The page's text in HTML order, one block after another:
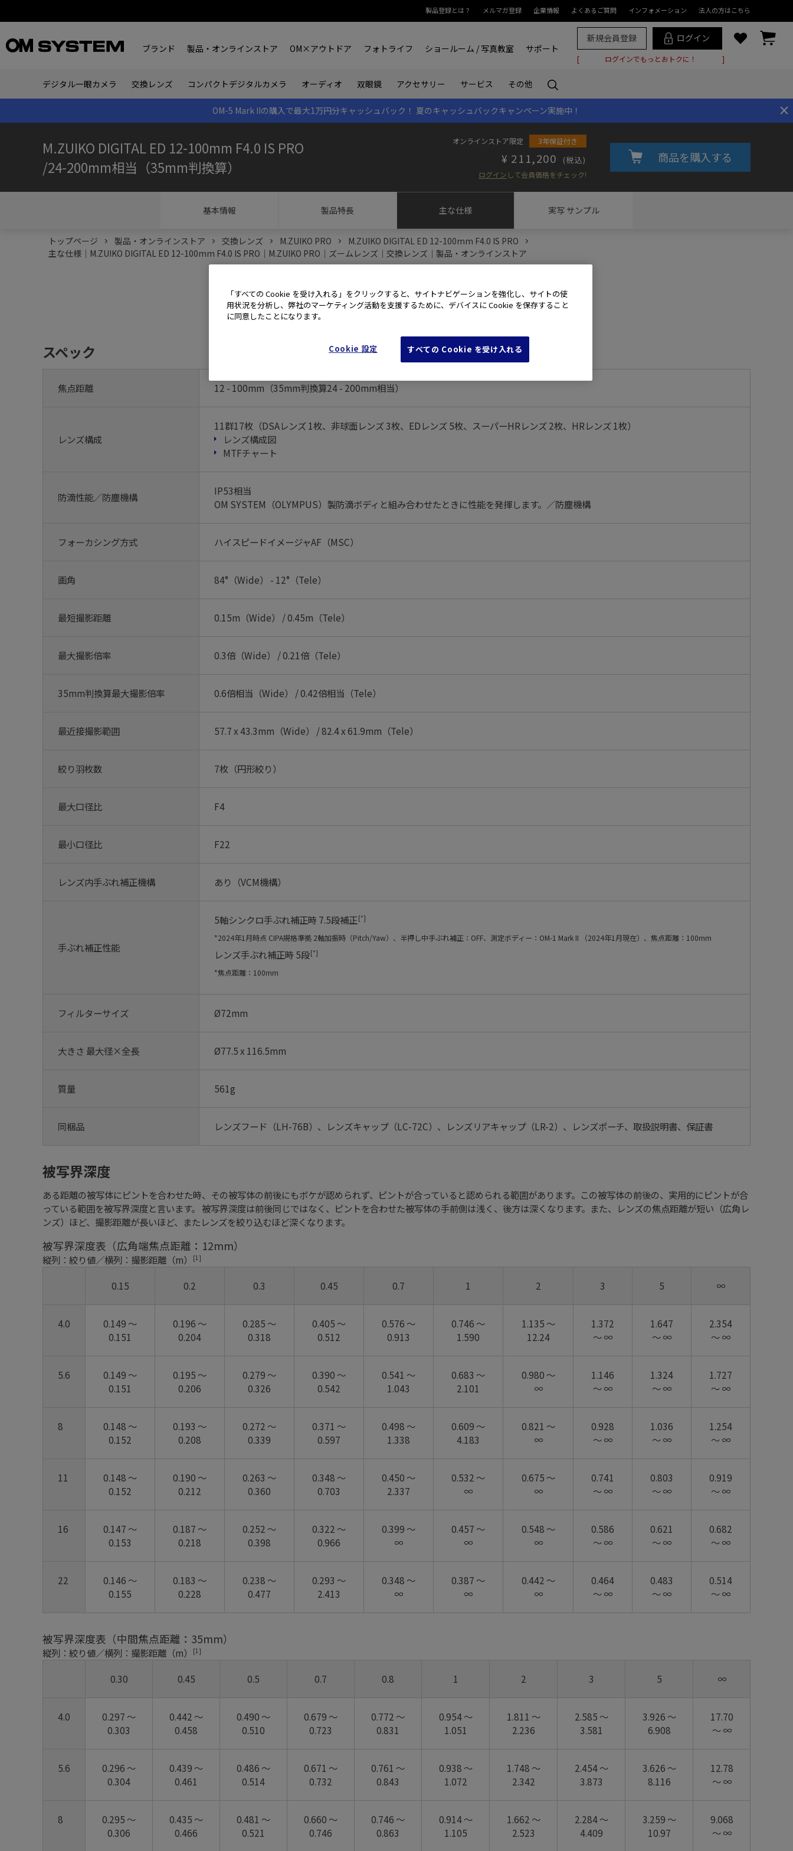
製品登録とは？ メルマガ登録 企業情報 よくあるご質問 インフォメーション 法人の方はこちら
ブランド 製品・オンラインストア OM×アウトドア フォトライフ ショールーム / 写真教室 サポート
新規会員登録 ログイン
ログインでもっとおトクに！
デジタル一眼カメラ 交換レンズ コンパクトデジタルカメラ オーディオ 双眼鏡 アクセサリー サービス その他
×
OM-5 Mark IIの購入で最大1万円分キャッシュバック！ 夏のキャッシュバックキャンペーン実施中！
M.ZUIKO DIGITAL ED 12-100mm F4.0 IS PRO
/24-200mm相当（35mm判換算）
オンラインストア限定 3年保証付き
211,200 (税込)
ログイン して会員価格をチェック!
商品を購入する
基本情報 製品特長 主な仕様 実写 サンプル
トップページ 製品・オンラインストア 交換レンズ M.ZUIKO PRO
M.ZUIKO DIGITAL ED 12-100mm F4.0 IS PRO
主な仕様｜M.ZUIKO DIGITAL ED 12-100mm F4.0 IS PRO｜M.ZUIKO PRO｜ズームレンズ｜交換レンズ｜製品・オンラインストア
主な仕様
スペック
焦点距離 12 - 100mm（35mm判換算24 - 200mm相当）
レンズ構成
11群17枚（DSAレンズ 1枚、非球面レンズ 3枚、EDレンズ 5枚、スーパーHRレンズ 2枚、HRレンズ 1枚）
レンズ構成図
MTFチャート
防滴性能／防塵機構
IP53相当
OM SYSTEM（OLYMPUS）製防滴ボディと組み合わせたときに性能を発揮します。／防塵機構
フォーカシング方式 ハイスピードイメージャAF（MSC）
画角 84°（Wide） - 12°（Tele）
最短撮影距離 0.15m（Wide） / 0.45m（Tele）
最大撮影倍率 0.3倍（Wide） / 0.21倍（Tele）
35mm判換算最大撮影倍率 0.6倍相当（Wide） / 0.42倍相当（Tele）
最近接撮影範囲 57.7 x 43.3mm（Wide） / 82.4 x 61.9mm（Tele）
絞り羽枚数 7枚（円形絞り）
最大口径比 F4
最小口径比 F22
レンズ内手ぶれ補正機構 あり（VCM機構）
手ぶれ補正性能
5軸シンクロ手ぶれ補正時 7.5段補正 [*]
2024年1月時点 CIPA規格準拠 2軸加振時（Pitch/Yaw）、半押し中手ぶれ補正：OFF、測定ボディー：OM-1 Mark II （2024年1月現在）、焦点距離：100mm
レンズ手ぶれ補正時 5段[*]
焦点距離：100mm
フィルターサイズ Ø72mm
大きさ 最大径×全長 Ø77.5 x 116.5mm
質量 561g
同梱品 レンズフード（LH-76B）、レンズキャップ（LC-72C）、レンズリアキャップ（LR-2）、レンズポーチ、取扱説明書、保証書
被写界深度
ある距離の被写体にピントを合わせた時、その被写体の前後にもボケが認められず、ピントが合っていると認められる範囲があります。この被写体の前後の、実用的にピントが合
っている範囲を被写界深度と言います。 被写界深度は前後同じではなく、ピントを合わせた被写体の手前側は浅く、後方は深くなります。また、レンズの焦点距離が短い（広角レ
ンズ）ほど、撮影距離が長いほど、またレンズを絞り込むほど深くなります。
被写界深度表（広角端焦点距離：12mm）
縦列：絞り値／横列：撮影距離（m） [1]
0.15 0.2 0.3 0.45 0.7 1 2 3 5 ∞
4.0
0.149 ～
0.151
0.196 ～
0.204
0.285 ～
0.318
0.405 ～
0.512
0.576 ～
0.913
0.746 ～
1.590
1.135 ～
12.24
1.372
～ ∞
1.647
～ ∞
2.354
～ ∞
5.6
0.149 ～
0.151
0.195 ～
0.206
0.279 ～
0.326
0.390 ～
0.542
0.541 ～
1.043
0.683 ～
2.101
0.980 ～
∞
1.146
～ ∞
1.324
～ ∞
1.727
～ ∞
8
0.148 ～
0.152
0.193 ～
0.208
0.272 ～
0.339
0.371 ～
0.597
0.498 ～
1.338
0.609 ～
4.183
0.821 ～
∞
0.928
～ ∞
1.036
～ ∞
1.254
～ ∞
11
0.148 ～
0.152
0.190 ～
0.212
0.263 ～
0.360
0.348 ～
0.703
0.450 ～
2.337
0.532 ～
∞
0.675 ～
∞
0.741
～ ∞
0.803
～ ∞
0.919
～ ∞
16
0.147 ～
0.153
0.187 ～
0.218
0.252 ～
0.398
0.322 ～
0.966
0.399 ～
∞
0.457 ～
∞
0.548 ～
∞
0.586
～ ∞
0.621
～ ∞
0.682
～ ∞
22
0.146 ～
0.155
0.183 ～
0.228
0.238 ～
0.477
0.293 ～
2.413
0.348 ～
∞
0.387 ～
∞
0.442 ～
∞
0.464
～ ∞
0.483
～ ∞
0.514
～ ∞
被写界深度表（中間焦点距離：35mm）
縦列：絞り値／横列：撮影距離（m） [1]
0.30 0.45 0.5 0.7 0.8 1 2 3 5 ∞
4.0
0.297 ～
0.303
0.442 ～
0.458
0.490 ～
0.510
0.679 ～
0.723
0.772 ～
0.831
0.954 ～
1.051
1.811 ～
2.236
2.585 ～
3.581
3.926 ～
6.908
17.70
～ ∞
5.6
0.296 ～
0.304
0.439 ～
0.461
0.486 ～
0.514
0.671 ～
0.732
0.761 ～
0.843
0.938 ～
1.072
1.748 ～
2.342
2.454 ～
3.873
3.626 ～
8.116
12.78
～ ∞
8
0.295 ～
0.306
0.435 ～
0.466
0.481 ～
0.521
0.660 ～
0.746
0.746 ～
0.863
0.914 ～
1.105
1.662 ～
2.523
2.284 ～
4.409
3.259 ～
10.97
9.068
～ ∞
「すべての Cookie を受け入れる」をクリックすると、サイトナビゲーションを強化し、サイトの使
用状況を分析し、弊社のマーケティング活動を支援するために、デバイスに Cookie を保存すること
に同意したことになります。
Cookie 設定 すべての Cookie を受け入れる